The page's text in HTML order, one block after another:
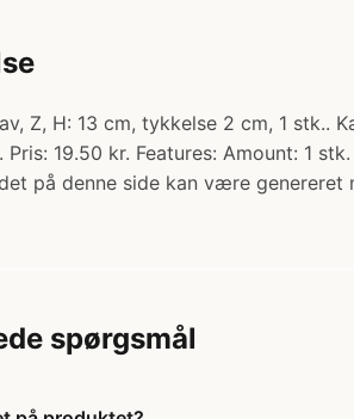
Z, H: 13 cm, tykkelse 2 cm, 1
19.50 kr. Features: Amount: 1
på denne side kan være genereret
spørgsmål